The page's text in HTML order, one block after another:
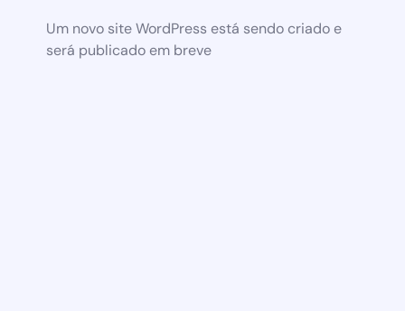
Um novo site WordPress está sendo criado e
será publicado em breve